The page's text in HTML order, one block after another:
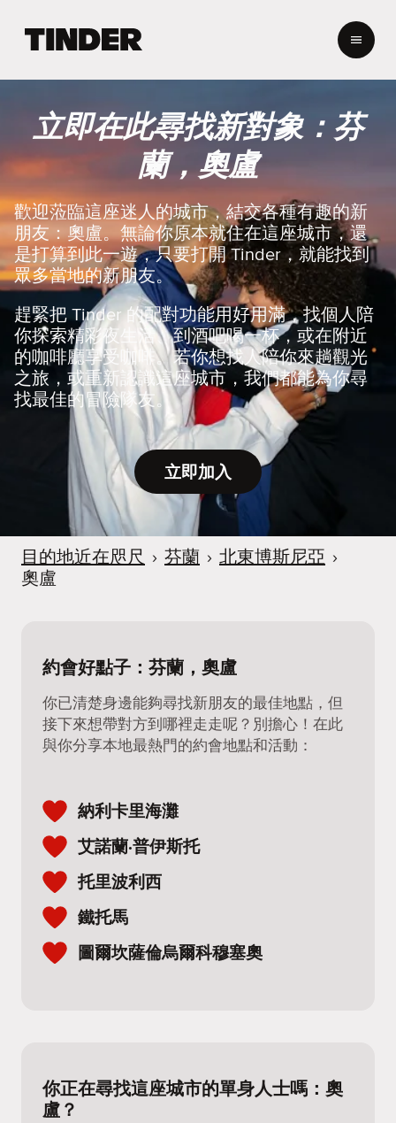
e
r
首
頁
立即在此尋找新對象：芬
蘭，奧盧
歡迎蒞臨這座迷人的城市，結交各種有趣的新
朋友：奧盧。無論你原本就住在這座城市，還
是打算到此一遊，只要打開 Tinder，就能找到
眾多當地的新朋友。
趕緊把 Tinder 的配對功能用好用滿，找個人陪
你探索精彩夜生活、到酒吧喝一杯，或在附近
的咖啡廳享受咖啡。若你想找人陪你來趟觀光
之旅，或重新認識這座城市，我們都能為你尋
找最佳的冒險隊友。
立即加入
目的地近在咫尺 › 芬蘭 › 北東博斯尼亞 ›
奧盧
約會好點子：芬蘭，奧盧
你已清楚身邊能夠尋找新朋友的最佳地點，但
接下來想帶對方到哪裡走走呢？別擔心！在此
與你分享本地最熱門的約會地點和活動：
納利卡里海灘
艾諾蘭·普伊斯托
托里波利西
鐵托馬
圖爾坎薩倫烏爾科穆塞奧
你正在尋找這座城市的單身人士嗎：奧
盧？